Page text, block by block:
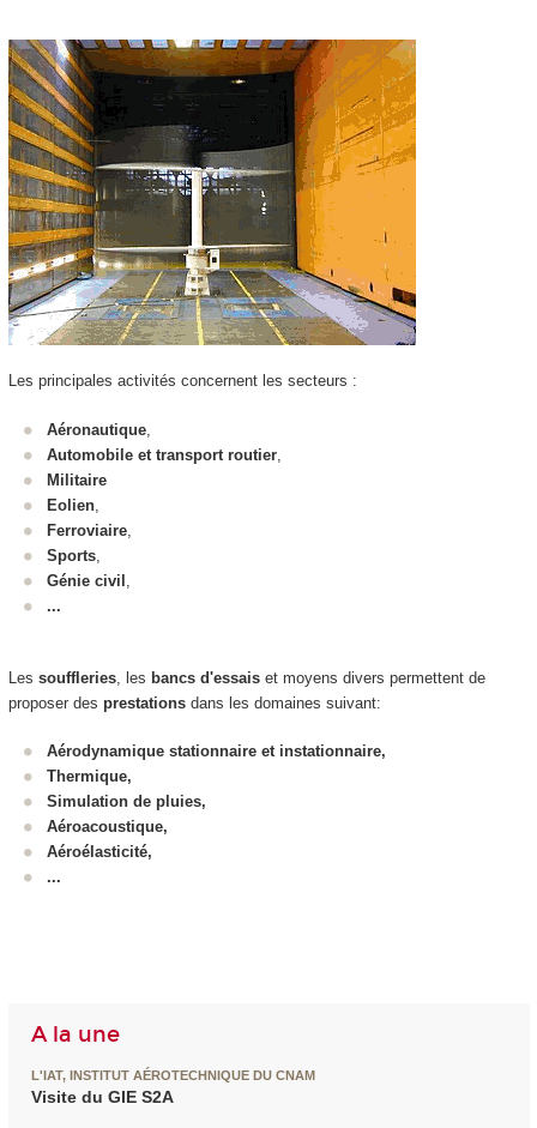
Les principales activités concernent les secteurs :
Aéronautique
Automobile et transport routier
Militaire
Eolien
Ferroviaire
Sports
Génie civil
...
Les souffleries, les bancs d'essaiset moyens divers permettent de
proposer des prestations dans les domaines suivant:
Aérodynamique stationnaire et instationnaire,
Thermique,
Simulation de pluies,
Aéroacoustique,
Aéroélasticité,
...
A la une
L'IAT, INSTITUT AÉROTECHNIQUE DU CNAM
Visite du GIE S2A